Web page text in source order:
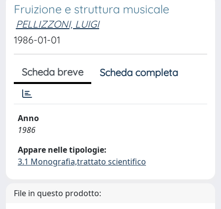
Fruizione e struttura musicale
PELLIZZONI, LUIGI
1986-01-01
Scheda breve Scheda completa
Anno
1986
Appare nelle tipologie:
3.1 Monografia,trattato scientifico
File in questo prodotto: